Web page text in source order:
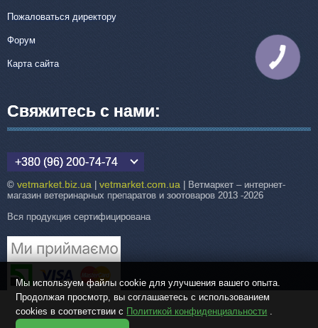
Пожаловаться директору
Форум
Карта сайта
Свяжитесь с нами:
+380 (96) 200-74-74
© vetmarket.biz.ua vetmarket.com.ua | Ветмаркет – интернет-
магазин ветеринарных препаратов и зоотоваров 2013 -2026
Вся продукция сертифицирована
Мы используем файлы cookie для улучшения вашего опыта.
Продолжая просмотр, вы соглашаетесь с использованием
cookies в соответствии с Политикой конфиденциальности .
КНОПКА
СВЯЗИ